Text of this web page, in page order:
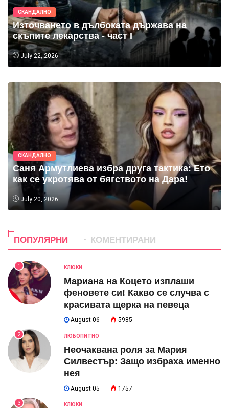
СКАНДАЛНО
Източването в дълбоката държава на
скъпите лекарства - част I
July 22, 2026
СКАНДАЛНО
Саня Армутлиева избра друга тактика: Ето
как се укротява от бягството на Дара!
July 20, 2026
ПОПУЛЯРНИ КОМЕНТИРАНИ
1 КЛЮКИ
Мариана на Коцето изплаши
феновете си! Какво се случва с
красивата щерка на певеца
August 06 5985
2 ЛЮБОПИТНО
Неочаквана роля за Мария
Силвестър: Защо избраха именно
нея
August 05 1757
3 КЛЮКИ